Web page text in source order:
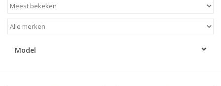
Look at You
Model